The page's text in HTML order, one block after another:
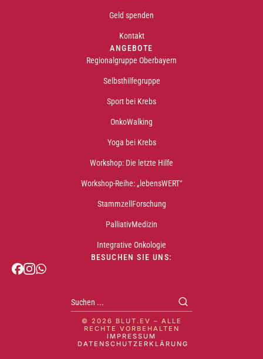
Geld spenden
Kontakt
ANGEBOTE
Regionalgruppe Oberbayern
Selbsthilfegruppe
Sport bei Krebs
OnkoWalking
Yoga bei Krebs
Workshop: Die letzte Hilfe
Workshop-Reihe: „lebensWERT“
StammzellForschung
PalliativMedizin
Integrative Onkologie
BESUCHEN SIE UNS:
© 2026 BLUT.EV – ALLE
RECHTE VORBEHALTEN
IMPRESSUM
DATENSCHUTZERKLÄRUNG